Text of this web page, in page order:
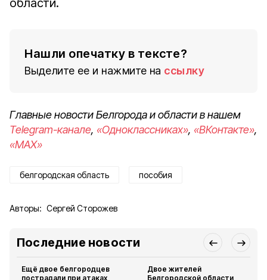
области.
Нашли опечатку в тексте?
Выделите ее и нажмите на ссылку
Главные новости Белгорода и области в нашем
Telegram-канале, «Одноклассниках», «ВКонтакте»,
«MAX»
белгородская область пособия
Авторы: Сергей Сторожев
Последние новости
Ещё двое белгородцев
пострадали при атаках
Двое жителей
Белгородской области